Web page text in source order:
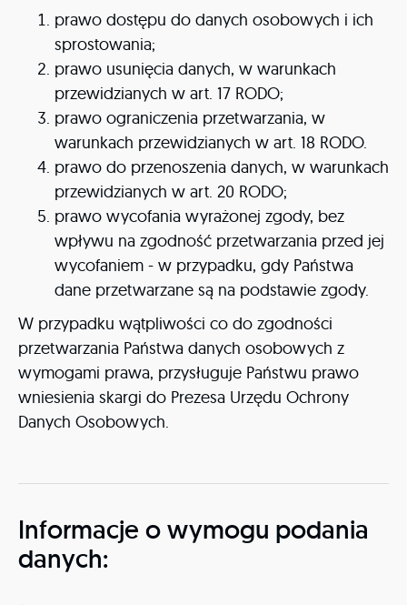
prawo dostępu do danych osobowych i ich
sprostowania;
prawo usunięcia danych, w warunkach
przewidzianych w art. 17 RODO;
prawo ograniczenia przetwarzania, w
warunkach przewidzianych w art. 18 RODO.
prawo do przenoszenia danych, w warunkach
przewidzianych w art. 20 RODO;
prawo wycofania wyrażonej zgody, bez
wpływu na zgodność przetwarzania przed jej
wycofaniem - w przypadku, gdy Państwa
dane przetwarzane są na podstawie zgody.
W przypadku wątpliwości co do zgodności
przetwarzania Państwa danych osobowych z
wymogami prawa, przysługuje Państwu prawo
wniesienia skargi do Prezesa Urzędu Ochrony
Danych Osobowych.
Informacje o wymogu podania
danych: